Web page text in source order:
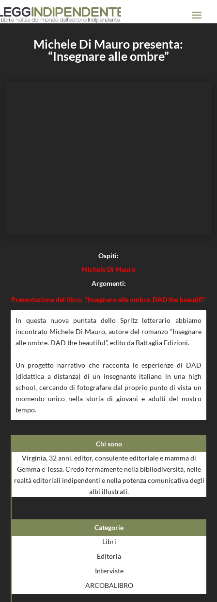
Michele Di Mauro presenta:
“Insegnare alle ombre”
Ospiti:
Michele Di Mauro
Argomenti:
Presentazione del libro: "Insegnare alle ombre. DAD the beautifl"
In questa nuova puntata dello Spritz letterario abbiamo
incontrato Michele Di Mauro, autore del romanzo “Insegnare
alle ombre. DAD the beautiful”, edito da Battaglia Edizioni.
Un progetto narrativo che racconta le esperienze di DAD
(didattica a distanza) di un insegnante italiano in una high
school, cercando di fotografare dal proprio punto di vista un
momento unico nella storia di giovani e adulti del nostro
tempo.
Chi sono
Virginia, 32 anni, editor, consulente editoriale e mamma di
Gemma e Tessa. Credo fermamente nella bibliodiversità, nelle
realtà editoriali indipendenti e nella potenza comunicativa degli
albi illustrati.
Categorie
Libri
Editoria
Interviste
ARCOBALIBRO